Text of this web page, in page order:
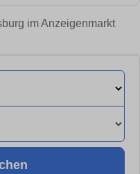
im Anzeigenmarkt